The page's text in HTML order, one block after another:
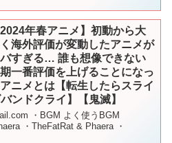
2024年春アニメ】初動から大
海外評価が変動したアニメが
すぎる… 誰も想像できない
一番評価を上げることになっ
ニメとは【転生したらスライ
ンドクライ】【鬼滅】
・BGM よく使うBGM
・TheFatRat & Phaera ・